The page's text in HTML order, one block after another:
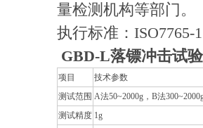
量检测机构等部门。
执行标准：ISO7765-
GBD-L落镖冲击试
项目
技术参数
测试范围 A法50~2000g，B法
测试精度 1g